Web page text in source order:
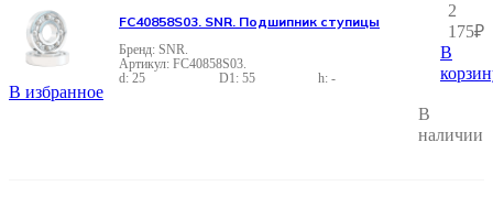
В избранное
FC40858S03.
25
55 -
SNR.
FC40858S03. SNR. Подшипник ступицы
2
175₽
В
В
наличии